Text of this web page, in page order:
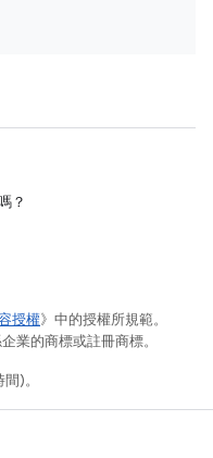
？
授權》中的授權所規範。
業的商標或註冊商標。
)。